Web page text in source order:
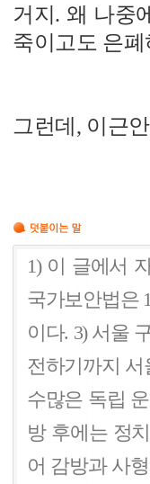
거지. 왜 나중
죽이고도 은
그런데, 이근
1) 이 글에서
국가보안법은
이다. 3) 서울
전하기까지 서
수많은 독립
방 후에는 정
어 감방과 사